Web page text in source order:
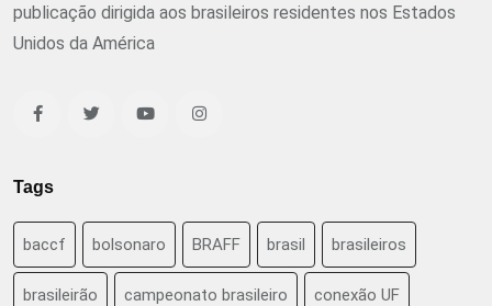
publicação dirigida aos brasileiros residentes nos Estados
Unidos da América
Tags
baccf bolsonaro BRAFF brasil brasileiros
brasileirão campeonato brasileiro conexão UF